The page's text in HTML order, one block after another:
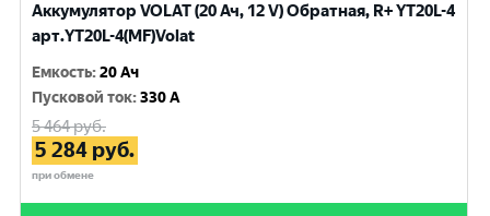
Аккумулятор VOLAT (20 Ач, 12 V) Обратная, R+ YT20L-4
арт.YT20L-4(MF)Volat
Емкость:20 Ач
Пусковой ток:330 A
5 464руб.
5 284 руб.
при обмене